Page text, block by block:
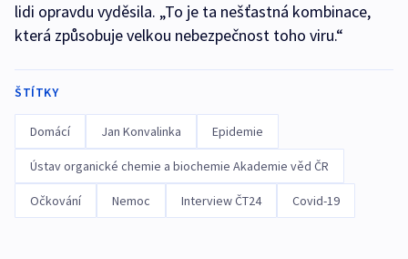
lidi opravdu vyděsila. „To je ta nešťastná kombinace,
která způsobuje velkou nebezpečnost toho viru.“
ŠTÍTKY
Domácí Jan Konvalinka Epidemie
Ústav organické chemie a biochemie Akademie věd ČR
Očkování Nemoc Interview ČT24 Covid-19